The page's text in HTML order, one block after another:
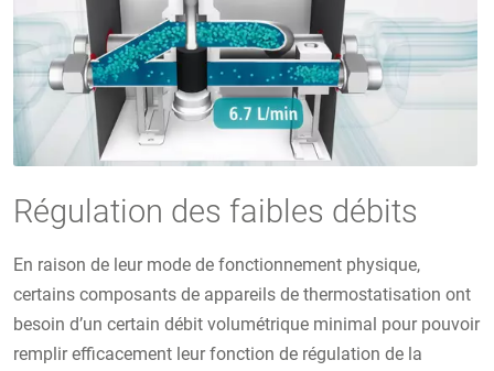
Régulation des faibles débits
En raison de leur mode de fonctionnement physique,
certains composants de appareils de thermostatisation ont
besoin d’un certain débit volumétrique minimal pour pouvoir
remplir efficacement leur fonction de régulation de la